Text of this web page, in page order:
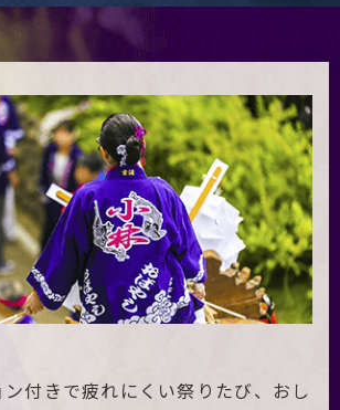
付きで疲れにくい祭りたび、おし